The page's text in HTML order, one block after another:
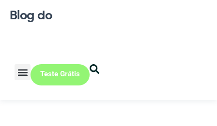
Blog do
Teste Grátis